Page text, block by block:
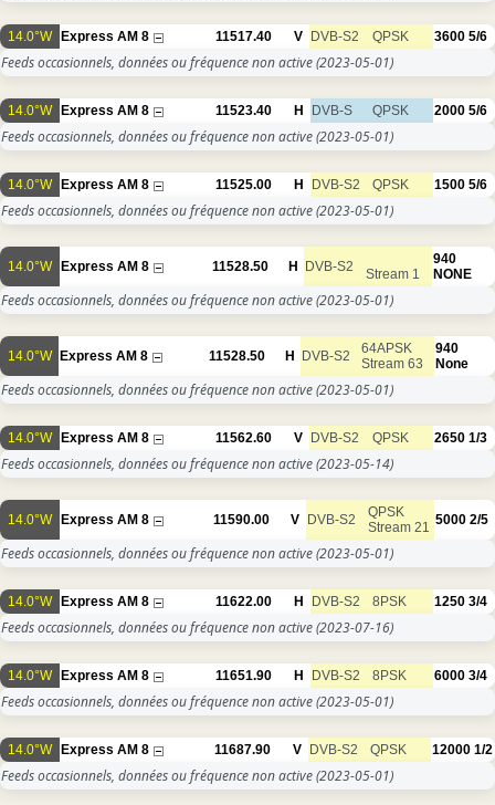
14.0°W Express AM 8 11517.40 V DVB-S2 QPSK 3600 5/6
Feeds occasionnels, données ou fréquence non active(2023-05-01)
14.0°W Express AM 8 11523.40 H DVB-S QPSK 2000 5/6
Feeds occasionnels, données ou fréquence non active(2023-05-01)
14.0°W Express AM 8 11525.00 H DVB-S2 QPSK 1500 5/6
Feeds occasionnels, données ou fréquence non active(2023-05-01)
14.0°W Express AM 8 11528.50 H DVB-S2 Stream 1
940
NONE
Feeds occasionnels, données ou fréquence non active(2023-05-01)
14.0°W Express AM 8 11528.50 H DVB-S2
64APSK
Stream 63
940
None
Feeds occasionnels, données ou fréquence non active(2023-05-01)
14.0°W Express AM 8 11562.60 V DVB-S2 QPSK 2650 1/3
Feeds occasionnels, données ou fréquence non active(2023-05-14)
14.0°W Express AM 8 11590.00 V DVB-S2
QPSK
Stream 21 5000 2/5
Feeds occasionnels, données ou fréquence non active(2023-05-01)
14.0°W Express AM 8 11622.00 H DVB-S2 8PSK 1250 3/4
Feeds occasionnels, données ou fréquence non active(2023-07-16)
14.0°W Express AM 8 11651.90 H DVB-S2 8PSK 6000 3/4
Feeds occasionnels, données ou fréquence non active(2023-05-01)
14.0°W Express AM 8 11687.90 V DVB-S2 QPSK 12000 1/2
Feeds occasionnels, données ou fréquence non active(2023-05-01)